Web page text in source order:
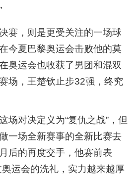
赛，则是更受关注的一场球
今夏巴黎奥运会击败他的莫
奥运会也收获了男团和混双
场，王楚钦止步32强，终究
场对决定义为“复仇之战”，但
一场全新赛事的全新比赛去
后的再度交手，他赛前表
奥运会的洗礼，实力越来越厚